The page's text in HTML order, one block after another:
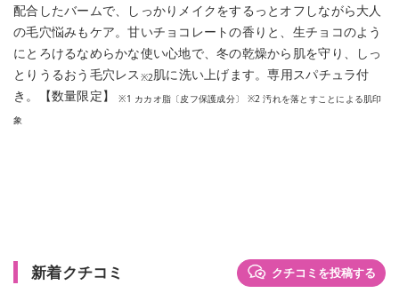
配合したバームで、しっかりメイクをするっとオフしながら大人
の毛穴悩みもケア。甘いチョコレートの香りと、生チョコのよう
にとろけるなめらかな使い心地で、冬の乾燥から肌を守り、しっ
とりうるおう毛穴レス ※2肌に洗い上げます。専用スパチュラ付
き。【数量限定】※1 カカオ脂〔皮フ保護成分〕 ※2 汚れを落とすことによる肌印
象
新着クチコミ クチコミを投稿する